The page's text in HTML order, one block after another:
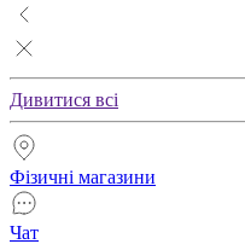
Дивитися всі
Фізичні магазини
Чат